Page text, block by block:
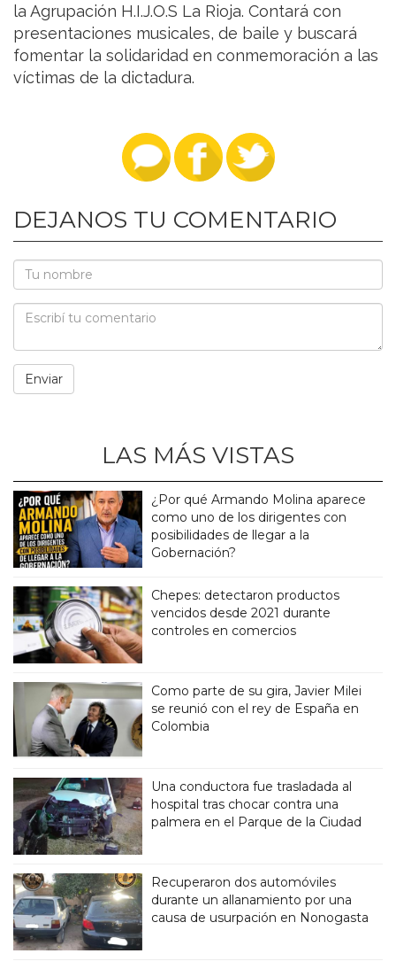
la Agrupación H.I.J.O.S La Rioja. Contará con
presentaciones musicales, de baile y buscará
fomentar la solidaridad en conmemoración a las
víctimas de la dictadura.
DEJANOS TU COMENTARIO
LAS MÁS VISTAS
¿Por qué Armando Molina aparece
como uno de los dirigentes con
posibilidades de llegar a la
Gobernación?
Chepes: detectaron productos
vencidos desde 2021 durante
controles en comercios
Como parte de su gira, Javier Milei
se reunió con el rey de España en
Colombia
Una conductora fue trasladada al
hospital tras chocar contra una
palmera en el Parque de la Ciudad
Recuperaron dos automóviles
durante un allanamiento por una
causa de usurpación en Nonogasta